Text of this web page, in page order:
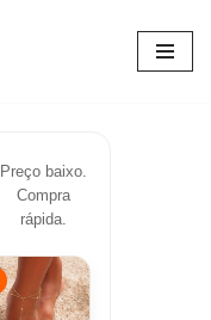
Preço baixo.
Compra
rápida.